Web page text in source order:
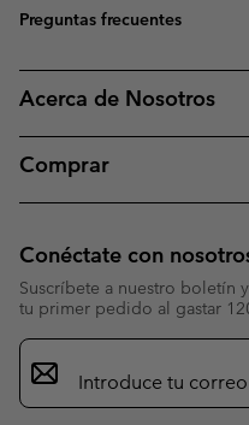
Preguntas frecuentes
Acerca de Nosotros
Comprar
Conéctate con
Suscríbete a nuestro boletín
tu primer pedido al gastar
Suscripción
de
correo